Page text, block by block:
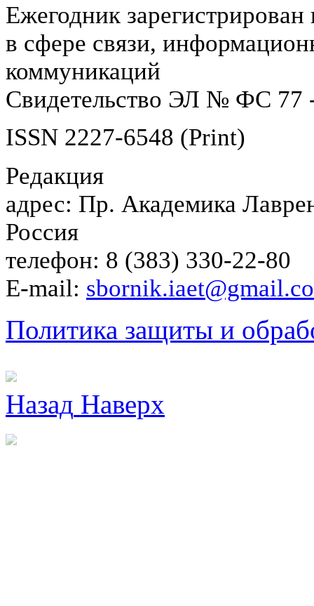
Ежегодник
в сфере связи,
коммуникаций
Свидетельство ЭЛ № ФС 77
ISSN 2227-6548 (Print)
Редакция
адрес: Пр. Академика
Россия
телефон: 8 (383) 330-22-80
E-mail:
Политика защиты и
Назад Наверх